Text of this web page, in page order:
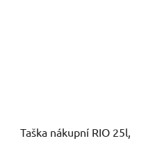
Taška nákupní RIO 25l,